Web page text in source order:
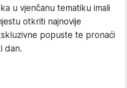
u vjenčanu tematiku imali
otkriti najnovije
popuste te pronaći
dan.